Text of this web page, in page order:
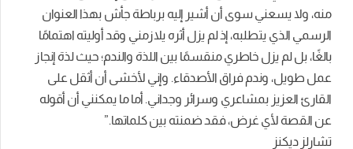
منه، ولا يسعني سوى أن أشير إليه برباطة جأش بهذا العنوان
الرسمي الذي يتطلبه، إذ لم يزل أثره يلازمني وقد أوليته اهتمامًا
بالغًا، بل لم يزل خاطري منقسمًا بين اللذة والندم؛ حيث لذة إنجاز
عمل طويل، وندم فراق الأصدقاء. وإني لأخشى أن أثقل على
القارئ العزيز بمشاعري وسرائر وجداني. أما ما يمكنني أن أقوله
عن القصة لأي غرض، فقد ضمنته بين كلماتها.”
تشارلز ديكنز